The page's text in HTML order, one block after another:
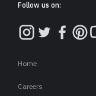
Follow us on:
Home
Careers